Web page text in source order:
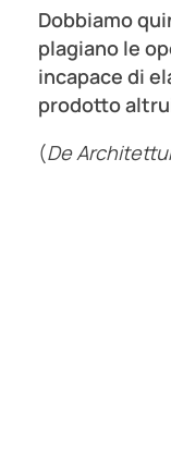
Dobbiamo
plagiano le
incapace di
prodotto
(De